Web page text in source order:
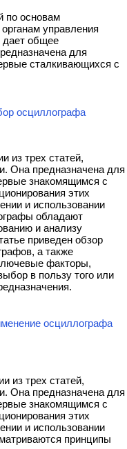
по основам
управления
дает общее
для
сталкивающихся с
осциллографа
из трех статей,
Она предназначена для
знакомящимся с
этих
и использовании
обладают
и анализу
приведен обзор
а также
факторы,
в пользу того или
осциллографа
из трех статей,
Она предназначена для
знакомящимся с
этих
и использовании
принципы